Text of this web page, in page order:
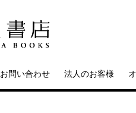
お問い合わせ 法人のお客様